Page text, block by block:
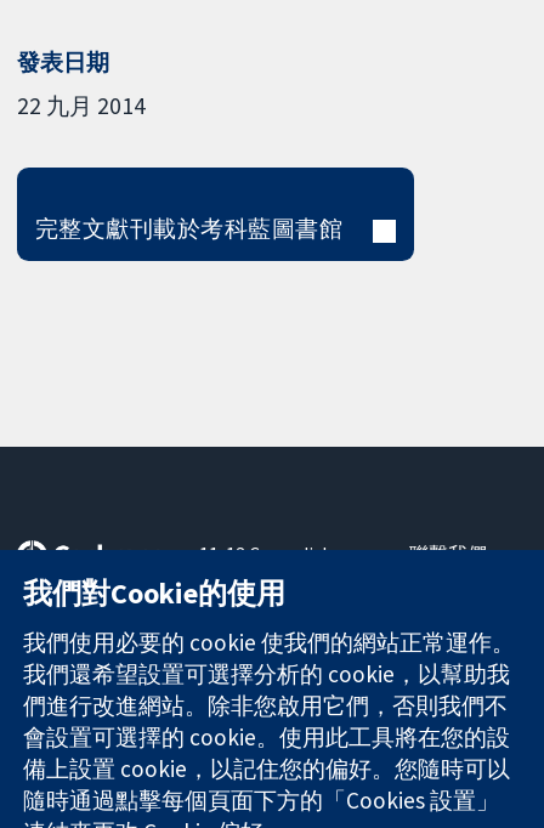
發表日期
22 九月 2014
完整文獻刊載於考科藍圖書館
可信任實證
知情決定
更完善的健康照
護
11-13 Cavendish
Square
London
W1G 0AN
United Kingdom
聯繫我們
關於我們
工作機會
Cochrane
Library
The Cochrane Collaboration is a charity (no. 1045921) and a
我們對Cookie的使用
我們使用必要的 cookie 使我們的網站正常運作。
我們還希望設置可選擇分析的 cookie，以幫助我
們進行改進網站。除非您啟用它們，否則我們不
會設置可選擇的 cookie。使用此工具將在您的設
備上設置 cookie，以記住您的偏好。您隨時可以
隨時通過點擊每個頁面下方的「Cookies 設置」